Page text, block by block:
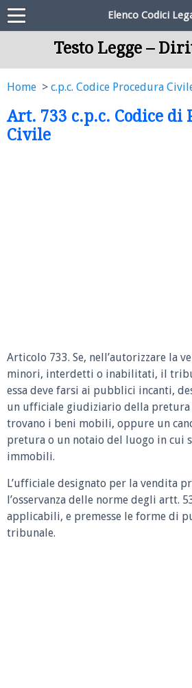
Elenco Codici
Testo Legge –
Home c.p.c. Codice Procedura
Art. 733 c.p.c. Codice di
Civile
Articolo 733. Se, nell’autorizzare la
minori, interdetti o inabilitati, il
essa deve farsi ai pubblici incanti,
un ufficiale giudiziario della pretura
trovano i beni mobili, oppure un
pretura o un notaio del luogo in cui
immobili.
L’ufficiale designato per la vendita
l’osservanza delle norme degli artt.
applicabili, e premesse le forme di
tribunale.